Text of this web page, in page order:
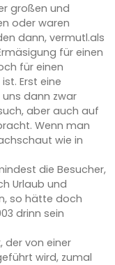
großen und
oder waren
dann, vermutl.als
für einen
für einen
Erst eine
dann zwar
aber auch auf
Wenn man
wie in
die Besucher,
Urlaub und
so hätte doch
drinn sein
der von einer
wird, zumal